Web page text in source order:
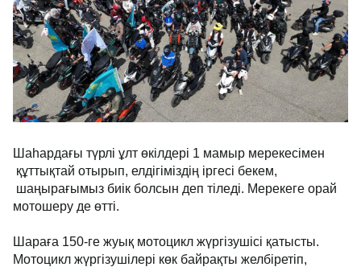
Шаһардағы түрлі ұлт өкілдері 1 мамыр мерекесімен
құттықтай отырып, елдігіміздің іргесі бекем,
шаңырағымыз биік болсын деп тіледі. Мерекеге орай
мотошеру де өтті.
Шараға 150-ге жуық мотоцикл жүргізушісі қатысты.
Мотоцикл жүргізушілері көк байрақты желбіретіп,